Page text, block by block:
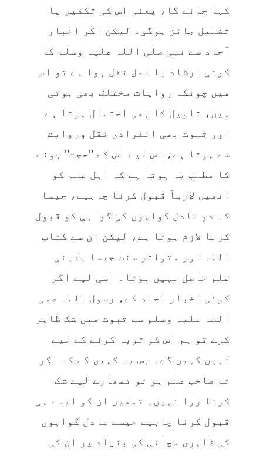
کہا جائے گا، یعنی اس کی تکفیر یا
تضلیل جائز ہوگی۔ لیکن اگر اخبار
آحاد سے نبی صلی اللہ علیہ وسلم کا
کوئی ارشاد یا عمل نقل ہوا ہے تو اس
میں چونکہ روایات مختلف بھی ہوتی
ہیں، تاویل کا بھی احتمال ہوتا ہے
اور ثبوت بھی انفرادی نقل وروایت
سے ہوتا ہے، اس لیے اس کے ’’حجت’’ ہونے
کا مطلب یہ ہوتا ہے کہ اہل علم کو
انھیں لازماً‌ قبول کرنا چاہیے، جیسا
کہ دو عادل گواہوں کی گواہی کو قبول
کرنا لازم ہوتا ہے، لیکن ان سے کتاب
اللہ اور متواتر سنت جیسا یقینی
علم حاصل نہیں ہوتا۔ اسی لیے اگر
کوئی اخبار آحاد کے، رسول اللہ صلی
اللہ علیہ وسلم سے ثبوت میں شک ظاہر
کرے تو ہم اس کو توبہ کرنے کے لیے
نہیں کہیں گے۔ بس یہ کہیں گے کہ اگر
تم صاحب علم ہو تو تمھارے لیے شک
کرنا روا نہیں۔ تمھیں ان کو ایسے ہی
قبول کرنا چاہیے جیسے عادل گواہوں
کی ظاہری سچائی کی بنیاد پر ان کی